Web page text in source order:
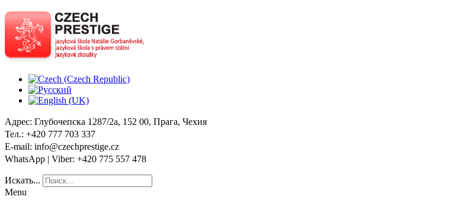
Адрес: Глубочепска 1287/2a, 152 00, Прага, Чехия
Тел.: +420 777 703 337
E-mail: info@czechprestige.cz
WhatsApp | Viber: +420 775 557 478
Искать...
Menu